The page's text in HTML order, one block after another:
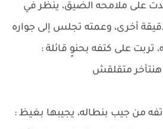
على ملامحه الضيق، ينظر في
أخرى، وعمته تجلس إلى جواره
تربت على كتفه بحنوٍ قائلة :
متقلقش
من جيب بنطاله، يجيبها بغيظ :